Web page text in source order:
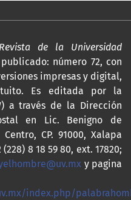
Revista de la Universidad
número 72, con
impresas y digital,
Es editada por la
a través de la Dirección
en Lic. Benigno de
CP. 91000, Xalapa
8 18 59 80, ext. 17820;
y pagina
index.php/